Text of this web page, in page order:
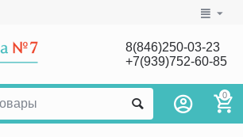
8(846)250-03-23
+7(939)752-60-85
0